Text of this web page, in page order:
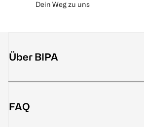
Dein Weg zu uns
Über BIPA
FAQ